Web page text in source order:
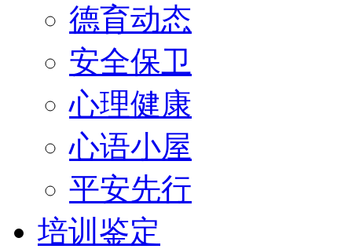
德育动态
安全保卫
心理健康
心语小屋
平安先行
培训鉴定